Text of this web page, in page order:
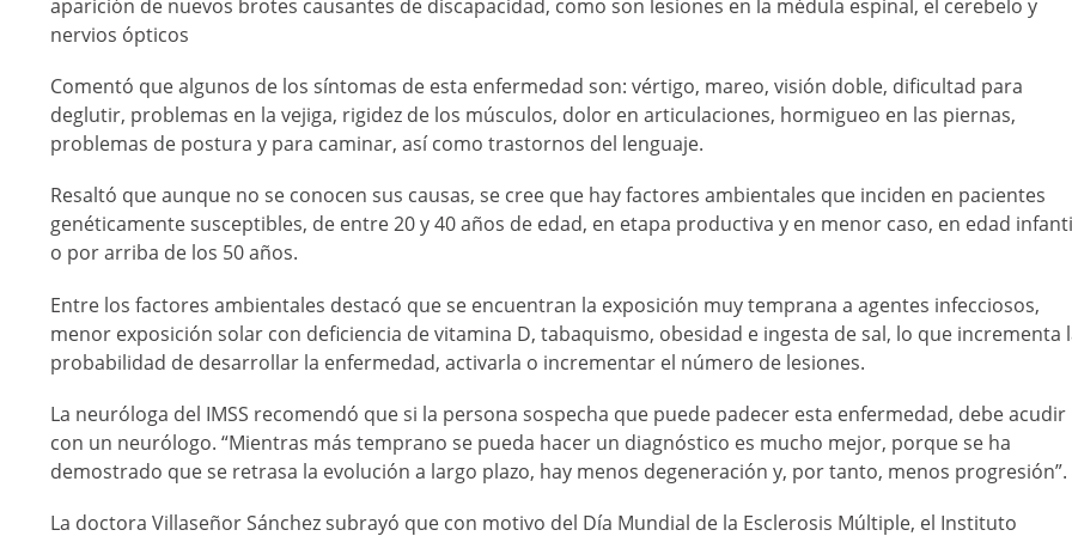
aparición de nuevos brotes causantes de discapacidad, como son lesiones en la médula espinal, el cerebelo y
nervios ópticos
Comentó que algunos de los síntomas de esta enfermedad son: vértigo, mareo, visión doble, dificultad para
deglutir, problemas en la vejiga, rigidez de los músculos, dolor en articulaciones, hormigueo en las piernas,
problemas de postura y para caminar, así como trastornos del lenguaje.
Resaltó que aunque no se conocen sus causas, se cree que hay factores ambientales que inciden en pacientes
genéticamente susceptibles, de entre 20 y 40 años de edad, en etapa productiva y en menor caso, en edad
o por arriba de los 50 años.
Entre los factores ambientales destacó que se encuentran la exposición muy temprana a agentes infecciosos,
menor exposición solar con deficiencia de vitamina D, tabaquismo, obesidad e ingesta de sal, lo que incrementa
probabilidad de desarrollar la enfermedad, activarla o incrementar el número de lesiones.
La neuróloga del IMSS recomendó que si la persona sospecha que puede padecer esta enfermedad, debe acudir
con un neurólogo. “Mientras más temprano se pueda hacer un diagnóstico es mucho mejor, porque se ha
demostrado que se retrasa la evolución a largo plazo, hay menos degeneración y, por tanto, menos progresión”.
La doctora Villaseñor Sánchez subrayó que con motivo del Día Mundial de la Esclerosis Múltiple, el Instituto